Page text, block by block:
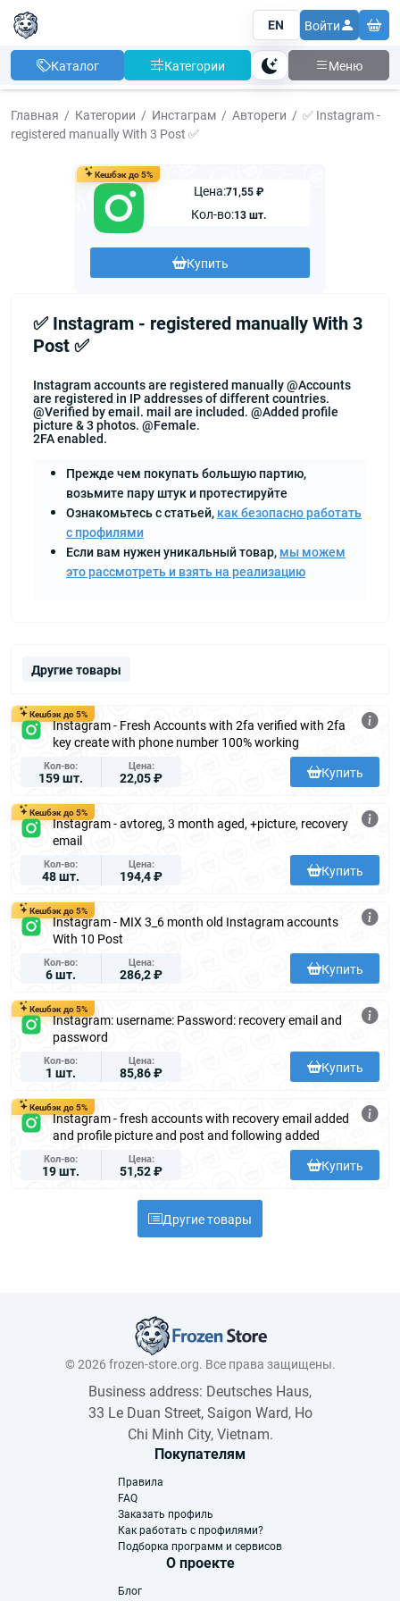
EN Войти
Каталог Категории Тема Меню
Главная Категории Инстаграм Автореги
✅ Instagram -
registered manually With 3 Post ✅
Кешбэк до 5%
Цена:71,55 ₽
Кол-во:13 шт.
Купить
✅ Instagram - registered manually With 3
Post ✅
Instagram accounts are registered manually @Accounts
are registered in IP addresses of different countries.
@Verified by email. mail are included. @Added profile
picture & 3 photos. @Female.
2FA enabled.
Прежде чем покупать большую партию,
возьмите пару штук и протестируйте
Ознакомьтесь с статьей, как безопасно работать
с профилями
Если вам нужен уникальный товар, мы можем
это рассмотреть и взять на реализацию
Другие товары
Кешбэк до 5%
Instagram - Fresh Accounts with 2fa verified with 2fa
key create with phone number 100% working
Кол-во
159 шт.
Цена
22,05 ₽ Купить
Кешбэк до 5%
Instagram - avtoreg, 3 month aged, +picture, recovery
email
Кол-во
48 шт.
Цена
194,4 ₽ Купить
Кешбэк до 5%
Instagram - MIX 3_6 month old Instagram accounts
With 10 Post
Кол-во
6 шт.
Цена
286,2 ₽ Купить
Кешбэк до 5%
Instagram: username: Password: recovery email and
password
Кол-во
1 шт.
Цена
85,86 ₽ Купить
Кешбэк до 5%
Instagram - fresh accounts with recovery email added
and profile picture and post and following added
Кол-во
19 шт.
Цена
51,52 ₽ Купить
Другие товары
© 2026 frozen-store.org. Все права защищены.
Business address: Deutsches Haus,
33 Le Duan Street, Saigon Ward, Ho
Chi Minh City, Vietnam.
Покупателям
Правила
FAQ
Заказать профиль
Как работать с профилями?
Подборка программ и сервисов
О проекте
Блог